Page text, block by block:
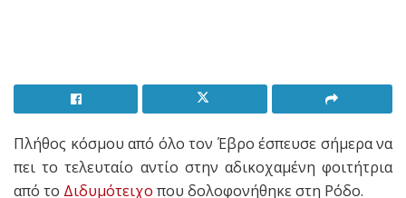
Πλήθος κόσμου από όλο τον Έβρο έσπευσε σήμερα να
πει το τελευταίο αντίο στην αδικοχαμένη φοιτήτρια
από το Διδυμότειχο που δολοφονήθηκε στη Ρόδο.